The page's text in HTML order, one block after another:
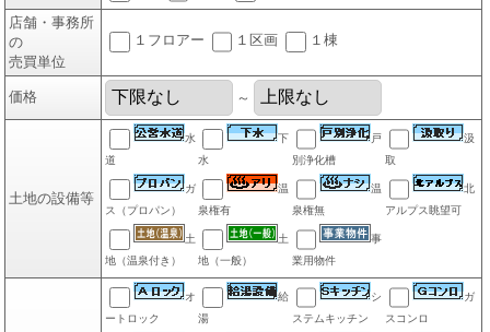
店舗・事務所
の
売買単位
１フロアー １区画 １棟
価格 ～
土地の設備等
水
道
下
水
戸
別浄化槽
汲
取
ガ
ス（プロパン）
温
泉権有
温
泉権無
北
アルプス眺望可
土
地（温泉付き）
土
地（一般）
事
業用物件
オ
ートロック
給
湯
シ
ステムキッチン
ガ
スコンロ